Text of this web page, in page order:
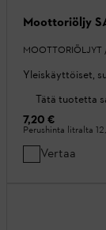
Moottoriöljy
MOOTTORIÖLJYT
Yleiskäyttöiset,
Tätä tuotetta
7,20 €
Perushinta litralta
Vertaa